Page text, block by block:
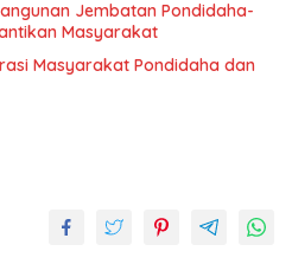
Jembatan Pondidaha-
Masyarakat
Masyarakat Pondidaha dan